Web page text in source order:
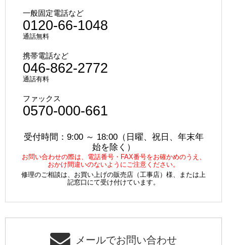
一般固定電話など
0120-66-1048
通話無料
携帯電話など
046-862-2772
通話有料
ファックス
0570-000-661
受付時間：9:00 ～ 18:00（日曜、祝日、年末年
始を除く）
お問い合わせの際は、電話番号・FAX番号をお確かめのうえ、
おかけ間違いのないようにご注意ください。
修理のご相談は、お買い上げの販売店（工事店）様、または上
記窓口にて受け付けています。
メールでお問い合わせ